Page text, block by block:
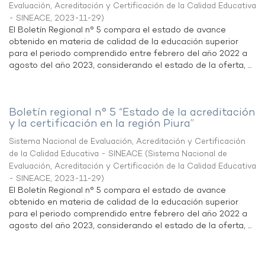
Evaluación, Acreditación y Certificación de la Calidad Educativa
- SINEACE, 2023-11-29)
El Boletín Regional n° 5 compara el estado de avance
obtenido en materia de calidad de la educación superior
para el periodo comprendido entre febrero del año 2022 a
agosto del año 2023, considerando el estado de la oferta, ...
Boletín regional n° 5 “Estado de la acreditación
y la certificación en la región Piura”
Sistema Nacional de Evaluación, Acreditación y Certificación
de la Calidad Educativa - SINEACE (Sistema Nacional de
Evaluación, Acreditación y Certificación de la Calidad Educativa
- SINEACE, 2023-11-29)
El Boletín Regional n° 5 compara el estado de avance
obtenido en materia de calidad de la educación superior
para el periodo comprendido entre febrero del año 2022 a
agosto del año 2023, considerando el estado de la oferta, ...